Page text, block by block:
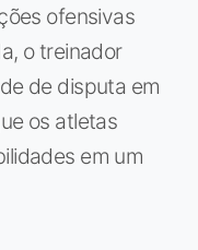
ofensivas
o treinador
de disputa em
os atletas
em um